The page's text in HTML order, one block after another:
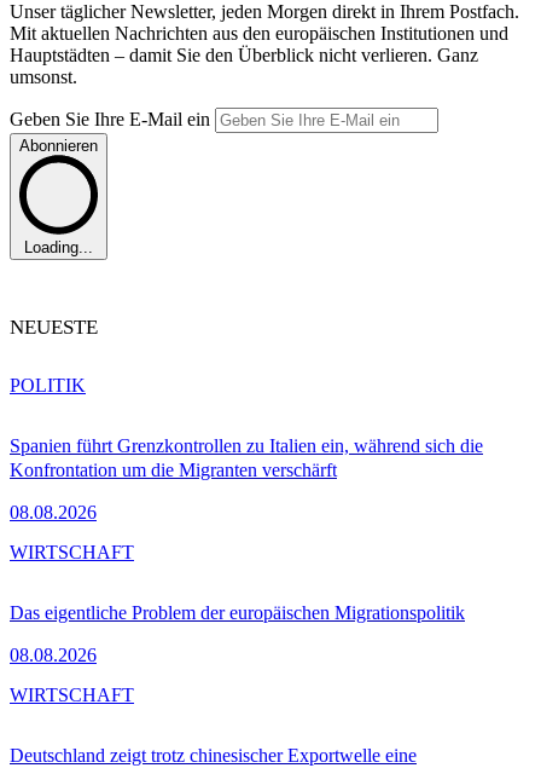
Unser täglicher Newsletter, jeden Morgen direkt in Ihrem Postfach.
Mit aktuellen Nachrichten aus den europäischen Institutionen und
Hauptstädten – damit Sie den Überblick nicht verlieren. Ganz
umsonst.
Geben Sie Ihre E-Mail ein
Abonnieren
Loading...
NEUESTE
Spanien führt Grenzkontrollen zu Italien ein, während sich die
Konfrontation um die Migranten verschärft
08.08.2026
POLITIK
Das eigentliche Problem der europäischen Migrationspolitik
08.08.2026
WIRTSCHAFT
Deutschland zeigt trotz chinesischer Exportwelle eine
WIRTSCHAFT